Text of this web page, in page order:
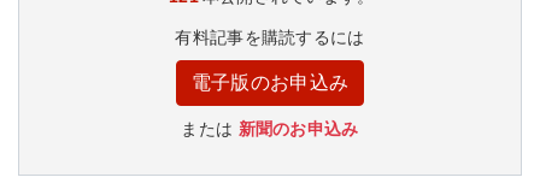
有料記事を購読するには
電子版のお申込み
または 新聞のお申込み